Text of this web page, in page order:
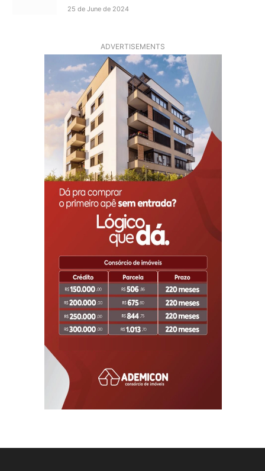
25 de June de 2024
ADVERTISEMENTS